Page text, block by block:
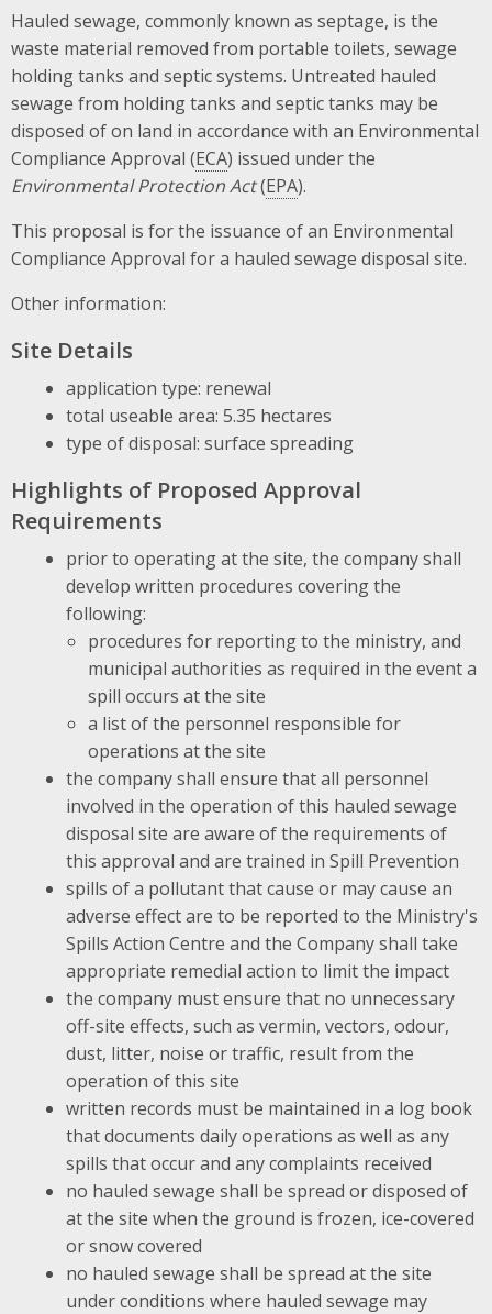
Hauled sewage, commonly known as septage, is the
waste material removed from portable toilets, sewage
holding tanks and septic systems. Untreated hauled
sewage from holding tanks and septic tanks may be
disposed of on land in accordance with an Environmental
Compliance Approval (ECA) issued under the
Environmental Protection Act(EPA).
This proposal is for the issuance of an Environmental
Compliance Approval for a hauled sewage disposal site.
Other information:
Site Details
application type: renewal
total useable area: 5.35 hectares
type of disposal: surface spreading
Highlights of Proposed Approval
Requirements
prior to operating at the site, the company shall
develop written procedures covering the
following:
procedures for reporting to the ministry, and
municipal authorities as required in the event a
spill occurs at the site
a list of the personnel responsible for
operations at the site
the company shall ensure that all personnel
involved in the operation of this hauled sewage
disposal site are aware of the requirements of
this approval and are trained in Spill Prevention
spills of a pollutant that cause or may cause an
adverse effect are to be reported to the Ministry's
Spills Action Centre and the Company shall take
appropriate remedial action to limit the impact
the company must ensure that no unnecessary
off-site effects, such as vermin, vectors, odour,
dust, litter, noise or traffic, result from the
operation of this site
written records must be maintained in a log book
that documents daily operations as well as any
spills that occur and any complaints received
no hauled sewage shall be spread or disposed of
at the site when the ground is frozen, ice-covered
or snow covered
no hauled sewage shall be spread at the site
under conditions where hauled sewage may